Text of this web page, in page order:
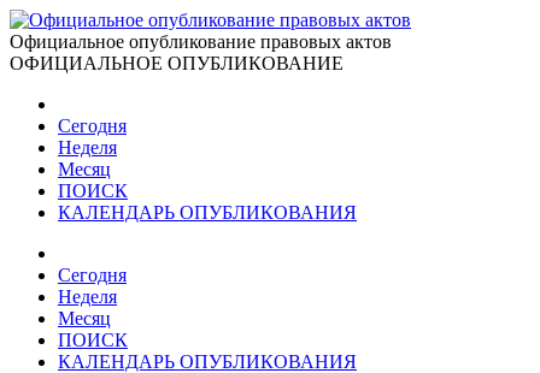
Официальное опубликование правовых актов
ОФИЦИАЛЬНОЕ ОПУБЛИКОВАНИЕ
Сегодня
Неделя
Месяц
ПОИСК
КАЛЕНДАРЬ ОПУБЛИКОВАНИЯ
Сегодня
Неделя
Месяц
ПОИСК
КАЛЕНДАРЬ ОПУБЛИКОВАНИЯ